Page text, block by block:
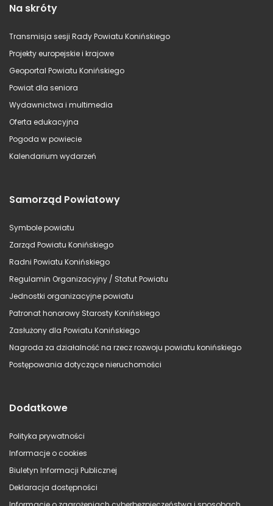
Na skróty
Transmisja sesji Rady Powiatu Konińskiego
Projekty europejskie i krajowe
Geoportal Powiatu Konińskiego
Powiat dla seniora
Wydawnictwa i multimedia
Oferta edukacyjna
Pogoda w powiecie
Kalendarium wydarzeń
Samorząd Powiatowy
Symbole powiatu
Zarząd Powiatu Konińskiego
Radni Powiatu Konińskiego
Regulamin Organizacyjny / Statut Powiatu
Jednostki organizacyjne powiatu
Patronat honorowy Starosty Konińskiego
Zasłużony dla Powiatu Konińskiego
Nagroda za działalność na rzecz rozwoju powiatu konińskiego
Postępowania dotyczące nieruchomości
Dodatkowe
Polityka prywatności
Informacje o cookies
Biuletyn Informacji Publicznej
Deklaracja dostępności